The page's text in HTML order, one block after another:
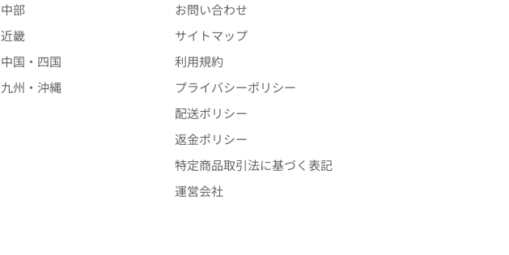
中部
近畿
中国・四国
九州・沖縄
お問い合わせ
サイトマップ
利用規約
プライバシーポリシー
配送ポリシー
返金ポリシー
特定商品取引法に基づく表記
運営会社